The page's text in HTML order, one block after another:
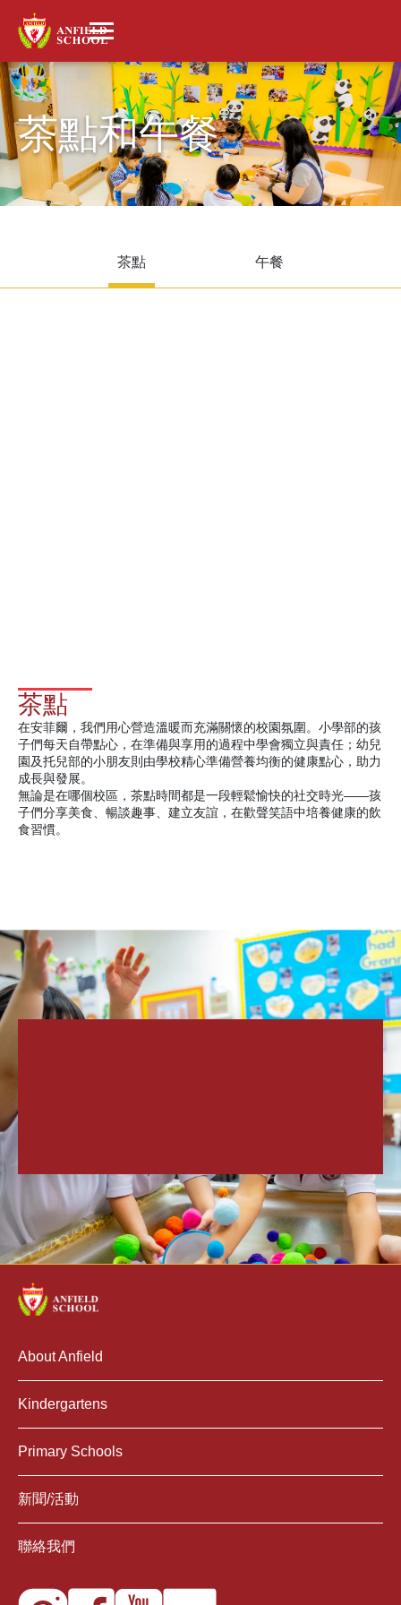
茶點和午餐
茶點 午餐
茶點
在安菲爾，我們用心營造溫暖而充滿關懷的校園氛圍。小學部的孩
子們每天自帶點心，在準備與享用的過程中學會獨立與責任；幼兒
園及托兒部的小朋友則由學校精心準備營養均衡的健康點心，助力
成長與發展。
無論是在哪個校區，茶點時間都是一段輕鬆愉快的社交時光——孩
子們分享美食、暢談趣事、建立友誼，在歡聲笑語中培養健康的飲
食習慣。
About Anfield
Kindergartens
Primary Schools
新聞/活動
聯絡我們